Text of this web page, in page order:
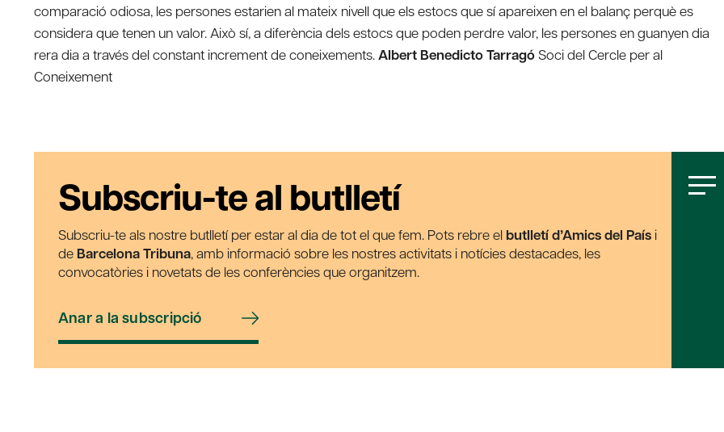
comparació odiosa, les persones estarien al mateix nivell que els estocs que sí apareixen en el balanç perquè es
considera que tenen un valor. Això sí, a diferència dels estocs que poden perdre valor, les persones en guanyen dia
rera dia a través del constant increment de coneixements.Albert Benedicto TarragóSoci del Cercle per al
Coneixement
Subscriu-te al butlletí
Subscriu-te als nostre butlletí per estar al dia de tot el que fem. Pots rebre el butlletí d’Amics del País i
de Barcelona Tribuna, amb informació sobre les nostres activitats i notícies destacades, les
convocatòries i novetats de les conferències que organitzem.
Anar a la subscripció